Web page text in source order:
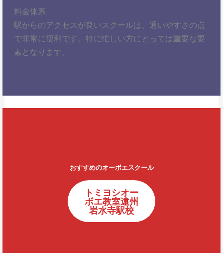
料金体系
駅からのアクセスが良いスクールは、通いやすさの点
で非常に便利です。特に忙しい方にとっては重要な要
素となります。
おすすめのオーボエスクール
トミヨシオー
ボエ教室遠州
岩水寺駅校